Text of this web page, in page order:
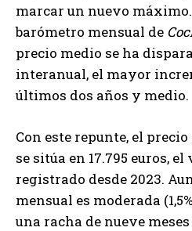
marcar un nuevo máximo.
barómetro mensual de
precio medio se ha
interanual, el mayor
últimos dos años y medio.
Con este repunte, el
se sitúa en 17.795 euros,
registrado desde 2023.
mensual es moderada
una racha de nueve